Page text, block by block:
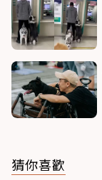
猜你喜歡